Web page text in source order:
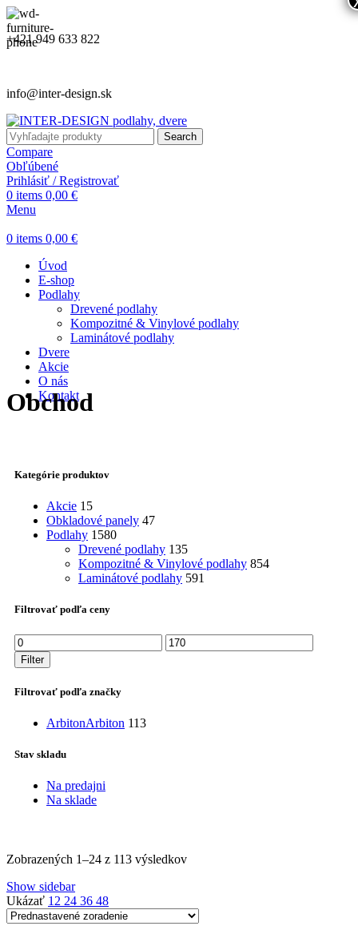
+421 949 633 822
info@inter-design.sk
Search
Compare
Obľúbené
Prihlásiť / Registrovať
0 items 0,00 €
Menu
0 items 0,00 €
Úvod
E-shop
Podlahy
Drevené podlahy
Kompozitné & Vinylové podlahy
Laminátové podlahy
Dvere
Akcie
O nás
Kontakt
Obchod
Kategórie produktov
Akcie 15
Obkladové panely 47
Podlahy 1580
Drevené podlahy 135
Kompozitné & Vinylové podlahy 854
Laminátové podlahy 591
Filtrovať podľa ceny
Minimálna
cena
Maximálna
cena
Filter
Filtrovať podľa značky
ArbitonArbiton 113
Stav skladu
Na predajni
Na sklade
Zobrazených 1–24 z 113 výsledkov
Show sidebar
Ukázať 12 24 36 48